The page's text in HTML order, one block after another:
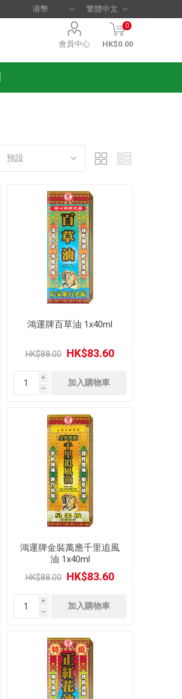
會員中心
0
HK$0.00
鴻運牌百草油 1x40ml
HK$88.00 HK$83.60
i
h
鴻運牌金裝萬應千里追風
油 1x40ml
HK$88.00 HK$83.60
i
h